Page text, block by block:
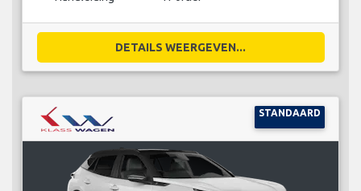
DETAILS WEERGEVEN...
STANDAARD